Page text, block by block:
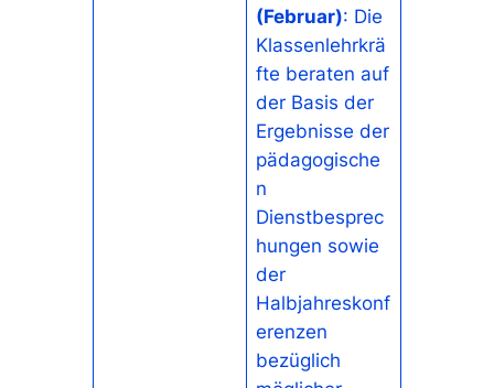
(Februar): Die
Klassenlehrkrä
fte beraten auf
der Basis der
Ergebnisse der
pädagogische
n
Dienstbesprec
hungen sowie
der
Halbjahreskonf
erenzen
bezüglich